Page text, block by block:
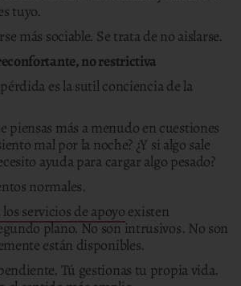
tuyo.
más sociable. Se trata de no aislarse.
no restrictiva
es la sutil conciencia de la
piensas más a menudo en cuestiones
mal por la noche? ¿Y si algo sale
ayuda para cargar algo pesado?
normales.
servicios de apoyo existen
plano. No son intrusivos. No son
están disponibles.
Tú gestionas tu propia vida.